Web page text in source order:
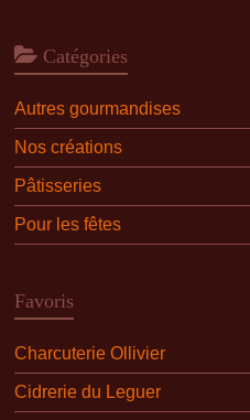
Catégories
Autres gourmandises
Nos créations
Pâtisseries
Pour les fêtes
Favoris
Charcuterie Ollivier
Cidrerie du Leguer